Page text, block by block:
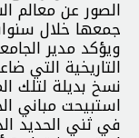
الصور عن معالم
جمعها خلال
ويؤكد مدير
التاريخية التي
نسخ بديلة لتلك
استبيحت مباني
في ثني الحديد